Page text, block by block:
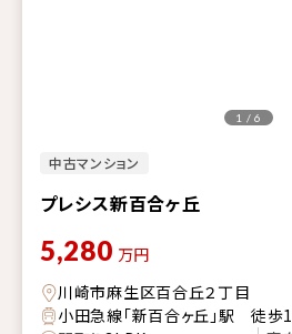
中古マンション
プレシス新百合ヶ丘
1 / 6
5,280 万円
川崎市麻生区百合丘２丁目
小田急線「新百合ヶ丘」駅 徒歩